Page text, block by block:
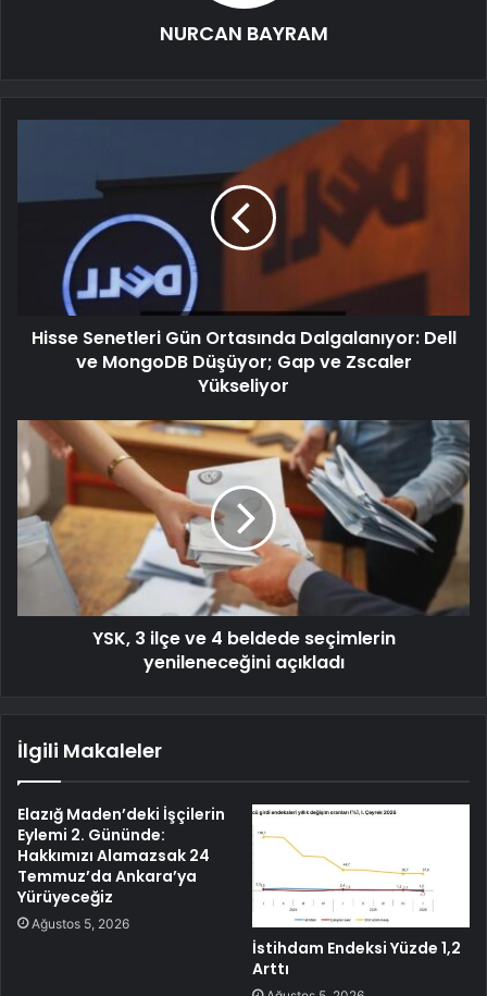
NURCAN BAYRAM
Hisse Senetleri Gün Ortasında Dalgalanıyor: Dell
ve MongoDB Düşüyor; Gap ve Zscaler
Yükseliyor
YSK, 3 ilçe ve 4 beldede seçimlerin
yenileneceğini açıkladı
İlgili Makaleler
Elazığ Maden’deki İşçilerin
Eylemi 2. Gününde:
Hakkımızı Alamazsak 24
Temmuz’da Ankara’ya
Yürüyeceğiz
Ağustos 5, 2026
İstihdam Endeksi Yüzde 1,2
Arttı